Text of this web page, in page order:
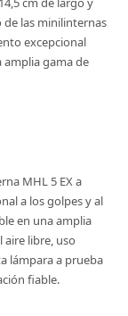
de las minilinternas
excepcional
amplia gama de
MHL 5 EX a
a los golpes y al
en una amplia
aire libre, uso
lámpara a prueba
fiable.